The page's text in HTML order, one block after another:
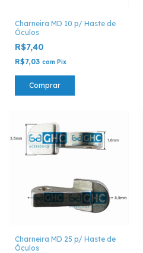
Charneira MD 10 p/ Haste de
Óculos
R$7,40
R$7,03 com Pix
Comprar
Charneira MD 25 p/ Haste de
Óculos